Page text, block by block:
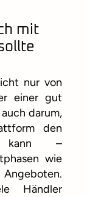
mit
nur von
einer gut
darum,
den
kann –
wie
Händler